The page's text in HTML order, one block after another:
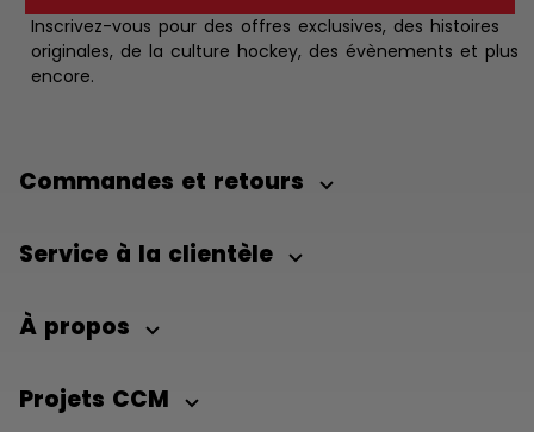
Inscrivez-vous pour des offres exclusives, des histoires
originales, de la culture hockey, des évènements et plus
encore.
Commandes et retours
Service à la clientèle
À propos
Projets CCM